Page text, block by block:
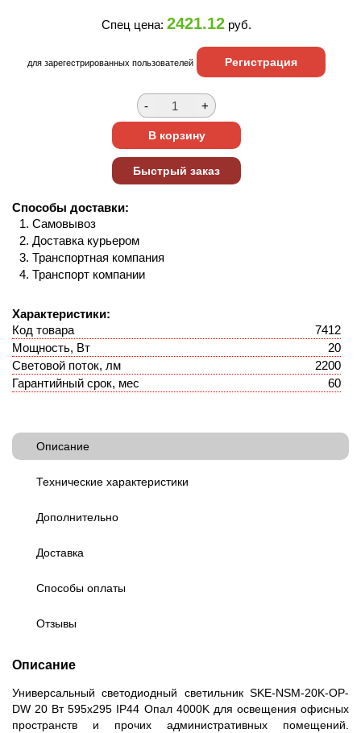
Спец цена: 2421.12 руб.
для зарегестрированных пользователей Регистрация
Способы доставки:
Самовывоз
Доставка курьером
Транспортная компания
Транспорт компании
Характеристики:
Код товара
7412
Мощность, Вт
20
Световой поток, лм
2200
Гарантийный срок, мес
60
Описание
Технические характеристики
Дополнительно
Доставка
Способы оплаты
Отзывы
Описание
Универсальный светодиодный светильник SKE-NSM-20K-OP-
DW 20 Вт 595x295 IP44 Опал 4000K для освещения офисных
пространств и прочих административных помещений.